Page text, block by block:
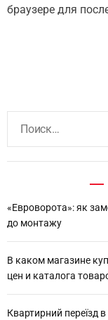
браузере для
:«Евроворота»: як
до монтажу
В каком магазине
цен и каталога
Квартирний переїзд